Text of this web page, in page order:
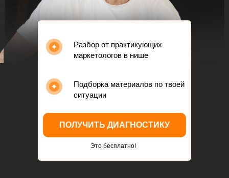
Это бесплатно!
ПОЛУЧИТЬ ДИАГНОСТИКУ
Разбор от практикующих
маркетологов в нише
Подборка материалов по твоей
ситуации